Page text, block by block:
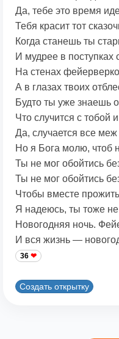
Да, тебе это время
Тебя красит тот
Когда станешь ты
И мудрее в поступках
На стенах
А в глазах твоих
Будто ты уже знаешь
Что случится с тобой
Да, случается все
Но я Бога молю, чтоб
Ты не мог обойтись
Ты не мог обойтись
Чтобы вместе
Я надеюсь, ты тоже
Новогодняя ночь.
И вся жизнь —
36
Создать открытку